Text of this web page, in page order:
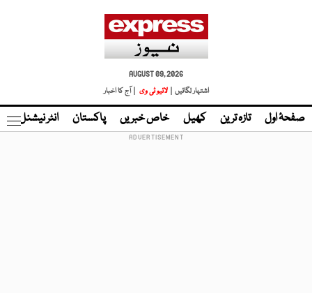
AUGUST 09, 2026
اشتہار لگائیں |
لائیو ٹی وی | آج کا اخبار
صفحۂ اول تازہ ترین کھیل خاص خبریں پاکستان انٹر نیشنل